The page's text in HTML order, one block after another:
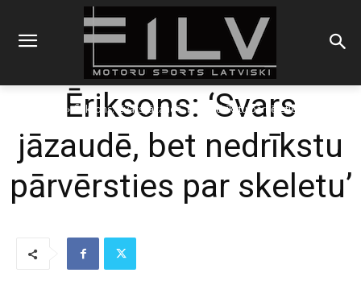
Ēriksons: 'Svars jāzaudē, bet nedrīkstu pārvērsties par skeletu'
Ēriksons: ‘Svars
jāzaudē, bet nedrīkstu
pārvērsties par skeletu’